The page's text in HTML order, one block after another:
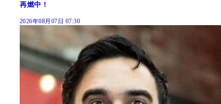
再燃中！
2026年08月07日 07:30